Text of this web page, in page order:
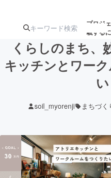
プロジ
載する
注目の新着
テクノロジー・ガジ
くらしのまち、
キッチンとワー
い
soil_myorenji まちづ